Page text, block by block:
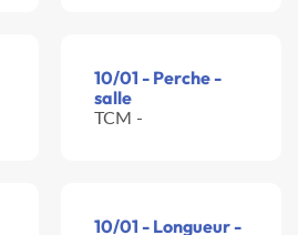
10/01 - Perche -
salle
TCM -
10/01 - Longueur -